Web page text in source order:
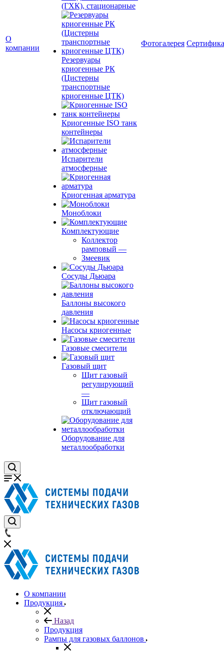
О
компании
(ГХК), стационарные
Резервуары
криогенные РК
(Цистерны
транспортные
криогенные ЦТК)
Криогенные ISO танк
контейнеры
Испарители
атмосферные
Криогенная арматура
Моноблоки
Комплектующие
Коллектор
рамповый —
Змеевик
Сосуды Дьюара
Баллоны высокого
давления
Насосы криогенные
Газовые смесители
Газовый щит
Щит газовый
регулирующий
—
Щит газовый
отключающий
Оборудование для
металлообработки
Фотогалерея
О компании
Продукция
Назад
Продукция
Рампы для газовых баллонов